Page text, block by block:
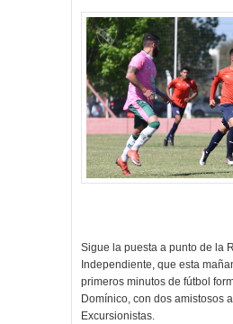
Sigue la puesta a punto de la
Independiente, que esta
primeros minutos de fútbol
Domínico, con dos amistosos
Excursionistas.